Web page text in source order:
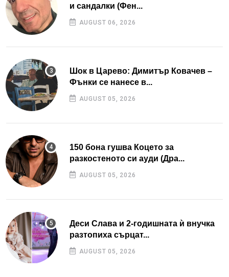
и сандалки (Фен...
AUGUST 06, 2026
Шок в Царево: Димитър Ковачев –
Фънки се нанесе в...
AUGUST 05, 2026
150 бона гушва Коцето за
разкостеното си ауди (Дра...
AUGUST 05, 2026
Деси Слава и 2-годишната ѝ внучка
разтопиха сърцат...
AUGUST 05, 2026